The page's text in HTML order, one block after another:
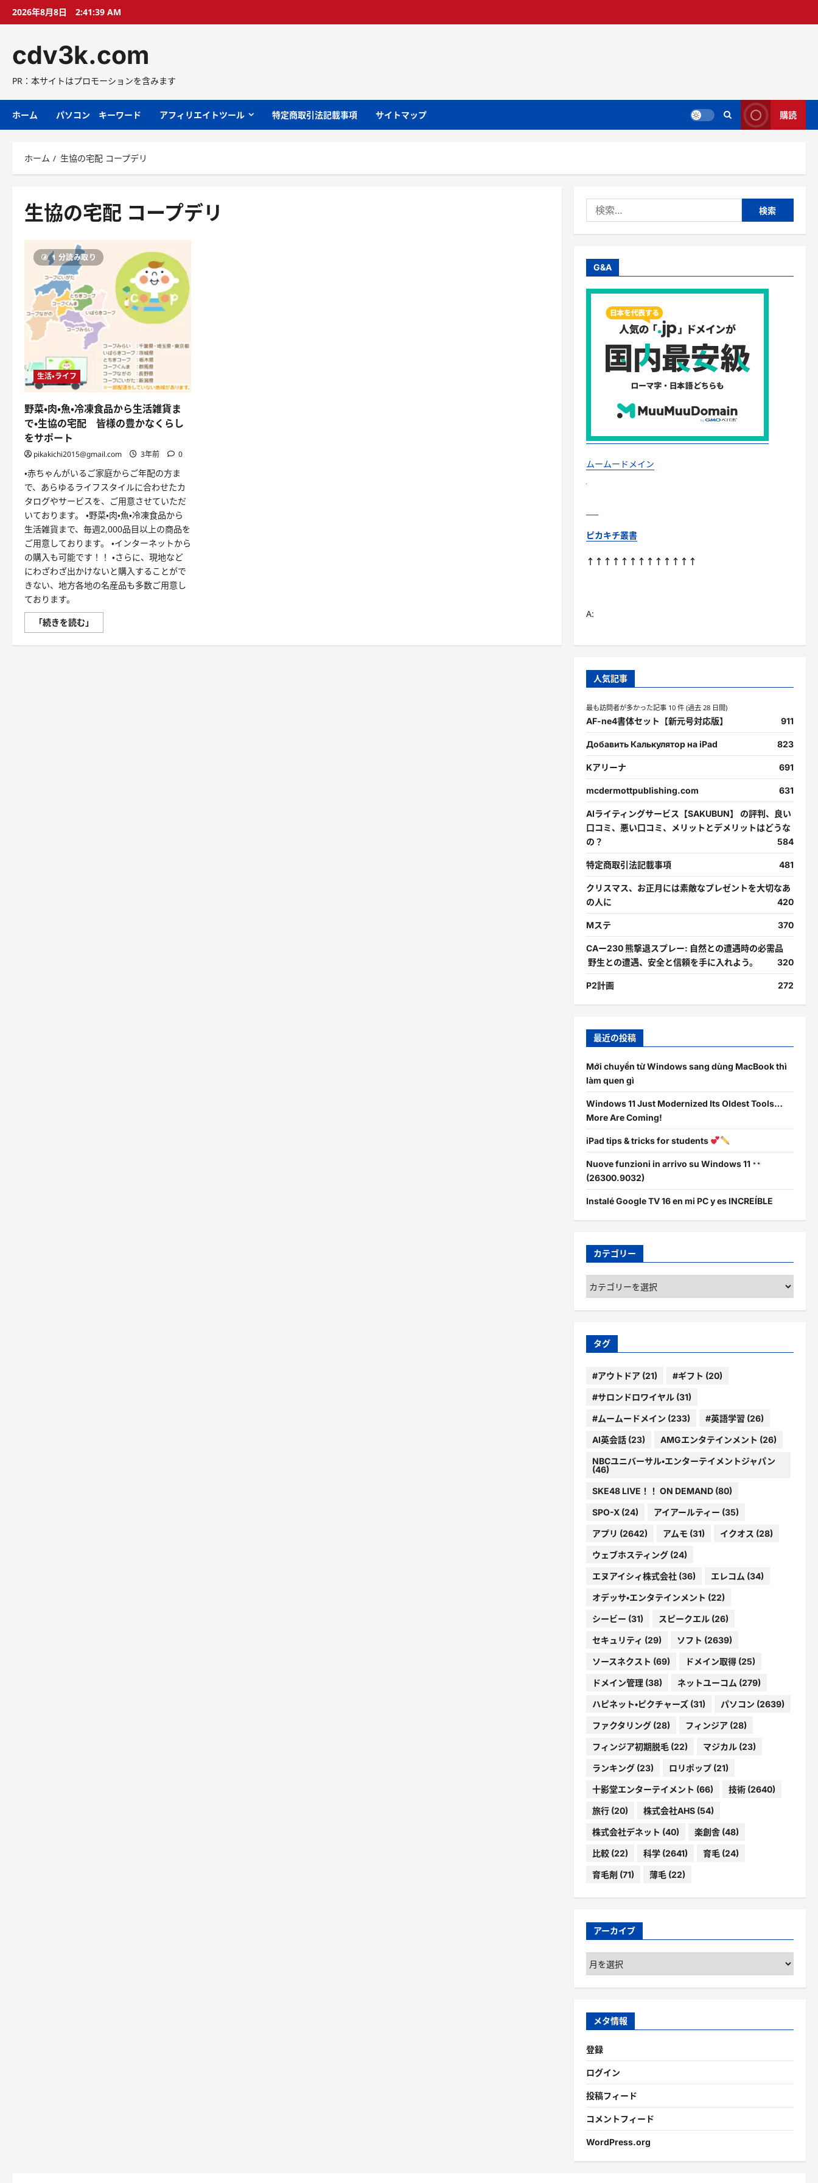
プ
2026年8月8日 2:41:40 AM
cdv3k.com
PR：本サイトはプロモーションを含みます
ホーム パソコン キーワード アフィリエイトツール 特定商取引法記載事項 サイトマップ 購読
ホーム 生協の宅配 コープデリ
生協の宅配 コープデリ
1 分読み取り
生活・ライフ
野菜・肉・魚・冷凍食品から生活雑貨ま
で・生協の宅配 皆様の豊かなくらし
をサポート
pikakichi2015@gmail.com 3年前 0
・赤ちゃんがいるご家庭からご年配の方ま
で、あらゆるライフスタイルに合わせたカ
タログやサービスを、ご用意させていただ
いております。 ・野菜・肉・魚・冷凍食品から
生活雑貨まで、毎週2,000品目以上の商品を
ご用意しております。 ・インターネットから
の購入も可能です！！ ・さらに、現地など
にわざわざ出かけないと購入することがで
きない、地方各地の名産品も多数ご用意し
ております。
「続きを読む」
菜・
魚・
索:
G&A
ムームードメイン
ピカキチ叢書
↑↑↑↑↑↑↑↑↑↑↑↑↑
A:
人気記事
最も訪問者が多かった記事 10 件 (過去 28 日間)
AF-ne4書体セット【新元号対応版】 911
Добавить Калькулятор на iPad 823
Kアリーナ 691
mcdermottpublishing.com 631
AIライティングサービス【SAKUBUN】 の評判、良い
口コミ、悪い口コミ、メリットとデメリットはどうな
の？
584
特定商取引法記載事項 481
クリスマス、お正月には素敵なプレゼントを大切なあ
の人に
420
Mステ 370
CAー230 熊撃退スプレー: 自然との遭遇時の必需品
野生との遭遇、安全と信頼を手に入れよう。
320
P2計画 272
最近の投稿
Mới chuyển từ Windows sang dùng MacBook thì
làm quen gì
Windows 11 Just Modernized Its Oldest Tools…
More Are Coming!
iPad tips & tricks for students
Nuove funzioni in arrivo su Windows 11
(26300.9032)
Instalé Google TV 16 en mi PC y es INCREÍBLE
カテゴリー
カ
テ
ゴ
ー
タグ
#アウトドア(21) #ギフト (20)
#サロンドロワイヤル(31)
#ムームードメイン (233) #英語学習 (26)
AI英会話(23) AMGエンタテインメント (26)
NBCユニバーサル・エンターテイメントジャパン
(46)
SKE48 LIVE！！ ON DEMAND(80)
SPO-X(24) アイアールティー (35)
アプリ (2642) アムモ (31) イクオス (28)
ウェブホスティング(24)
エヌアイシィ株式会社(36) エレコム (34)
オデッサ・エンタテインメント (22)
シービー (31) スピークエル(26)
セキュリティ (29) ソフト (2639)
ソースネクスト (69) ドメイン取得(25)
ドメイン管理(38) ネットユーコム (279)
ハピネット・ピクチャーズ(31) パソコン (2639)
ファクタリング(28) フィンジア(28)
フィンジア初期脱毛(22) マジカル(23)
ランキング(23) ロリポップ(21)
十影堂エンターテイメント (66) 技術(2640)
旅行(20) 株式会社AHS(54)
株式会社デネット (40) 楽創舎(48)
比較(22) 科学(2641) 育毛(24)
育毛剤 (71) 薄毛(22)
アーカイブ
ア
ー
カ
ブ
メタ情報
登録
ログイン
投稿フィード
コメントフィード
WordPress.org